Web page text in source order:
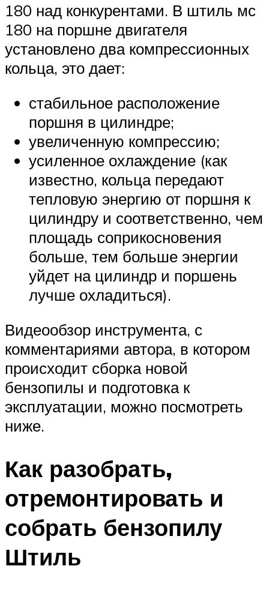
180 над конкурентами. В штиль мс
180 на поршне двигателя
установлено два компрессионных
кольца, это дает:
стабильное расположение
поршня в цилиндре;
увеличенную компрессию;
усиленное охлаждение (как
известно, кольца передают
тепловую энергию от поршня к
цилиндру и соответственно, чем
площадь соприкосновения
больше, тем больше энергии
уйдет на цилиндр и поршень
лучше охладиться).
Видеообзор инструмента, с
комментариями автора, в котором
происходит сборка новой
бензопилы и подготовка к
эксплуатации, можно посмотреть
ниже.
Как разобрать,
отремонтировать и
собрать бензопилу
Штиль